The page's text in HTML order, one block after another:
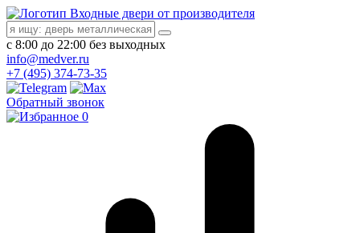
Входные двери от производителя
с 8:00 до 22:00 без выходных
info@medver.ru
+7 (495) 374-73-35
Обратный звонок
0